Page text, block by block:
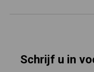
Schrijf u in